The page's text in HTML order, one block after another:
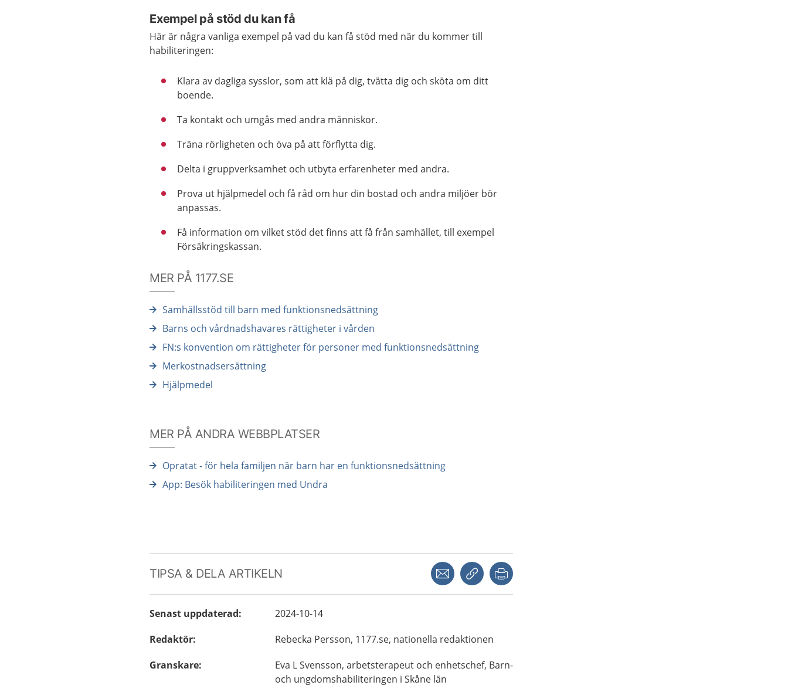
Exempel på stöd du kan få
Här är några vanliga exempel på vad du kan få stöd med när du kommer till
habiliteringen:
Klara av dagliga sysslor, som att klä på dig, tvätta dig och sköta om ditt
boende.
Ta kontakt och umgås med andra människor.
Träna rörligheten och öva på att förflytta dig.
Delta i gruppverksamhet och utbyta erfarenheter med andra.
Prova ut hjälpmedel och få råd om hur din bostad och andra miljöer bör
anpassas.
Få information om vilket stöd det finns att få från samhället, till exempel
Försäkringskassan.
MER PÅ 1177.SE
Samhällsstöd till barn med funktionsnedsättning
Barns och vårdnadshavares rättigheter i vården
FN:s konvention om rättigheter för personer med funktionsnedsättning
Merkostnadsersättning
Hjälpmedel
MER PÅ ANDRA WEBBPLATSER
Opratat - för hela familjen när barn har en funktionsnedsättning
App: Besök habiliteringen​ med Undra
TIPSA & DELA ARTIKELN Dela via mejlKopiera länk
Senast uppdaterad:
2024-10-14
Redaktör: Rebecka Persson, 1177.se, nationella redaktionen
Granskare: Eva L Svensson, arbetsterapeut och enhetschef, Barn-
och ungdomshabiliteringen i Skåne län